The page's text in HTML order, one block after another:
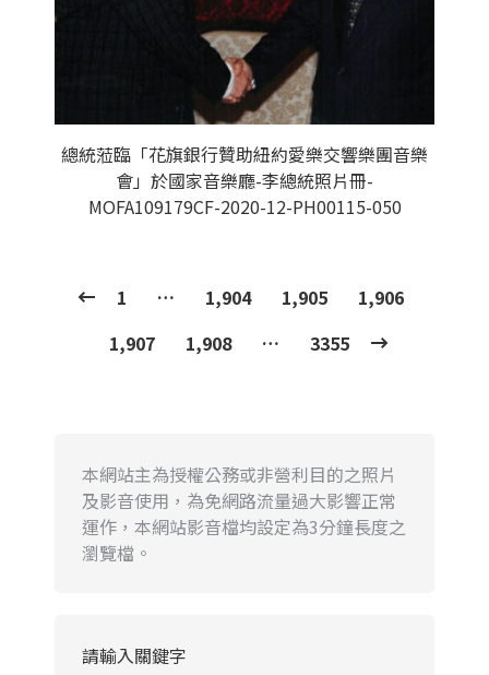
總統蒞臨「花旗銀行贊助紐約愛樂交響樂團音樂
會」於國家音樂廳-李總統照片冊-
MOFA109179CF-2020-12-PH00115-050
1 … 1,904 1,905
1,906
1,907
1,908 … 3355
本網站主為授權公務或非營利目的之照片
及影音使用，為免網路流量過大影響正常
運作，本網站影音檔均設定為3分鐘長度之
瀏覽檔。
請輸入關鍵字